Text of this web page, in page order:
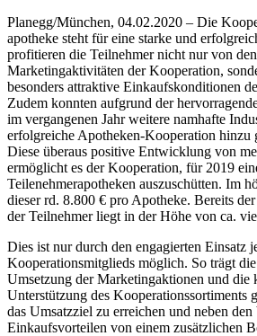
Planegg/München, 04.02.2020 – Die
apotheke steht für eine starke und
profitieren die Teilnehmer nicht nur von
Marketingaktivitäten der Kooperation,
besonders attraktive Einkaufskonditionen
Zudem konnten aufgrund der
im vergangenen Jahr weitere namhafte
erfolgreiche Apotheken-Kooperation hinzu
Diese überaus positive Entwicklung von
ermöglicht es der Kooperation, für 2019
Teilenehmerapotheken auszuschütten. Im
dieser rd. 8.800 € pro Apotheke. Bereits
der Teilnehmer liegt in der Höhe von ca.
Dies ist nur durch den engagierten Einsatz
Kooperationsmitglieds möglich. So trägt
Umsetzung der Marketingaktionen und die
Unterstützung des Kooperationssortiments
das Umsatzziel zu erreichen und neben den
Einkaufsvorteilen von einem zusätzlichen